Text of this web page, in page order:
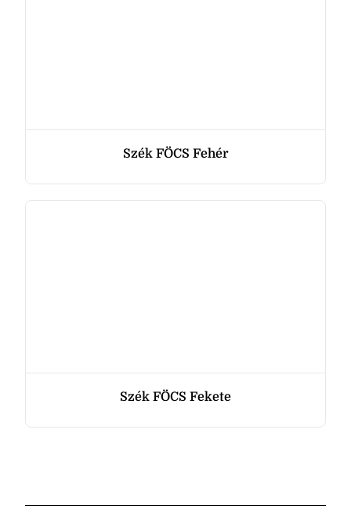
Szék FÖCS Fehér
Szék FÖCS Fekete